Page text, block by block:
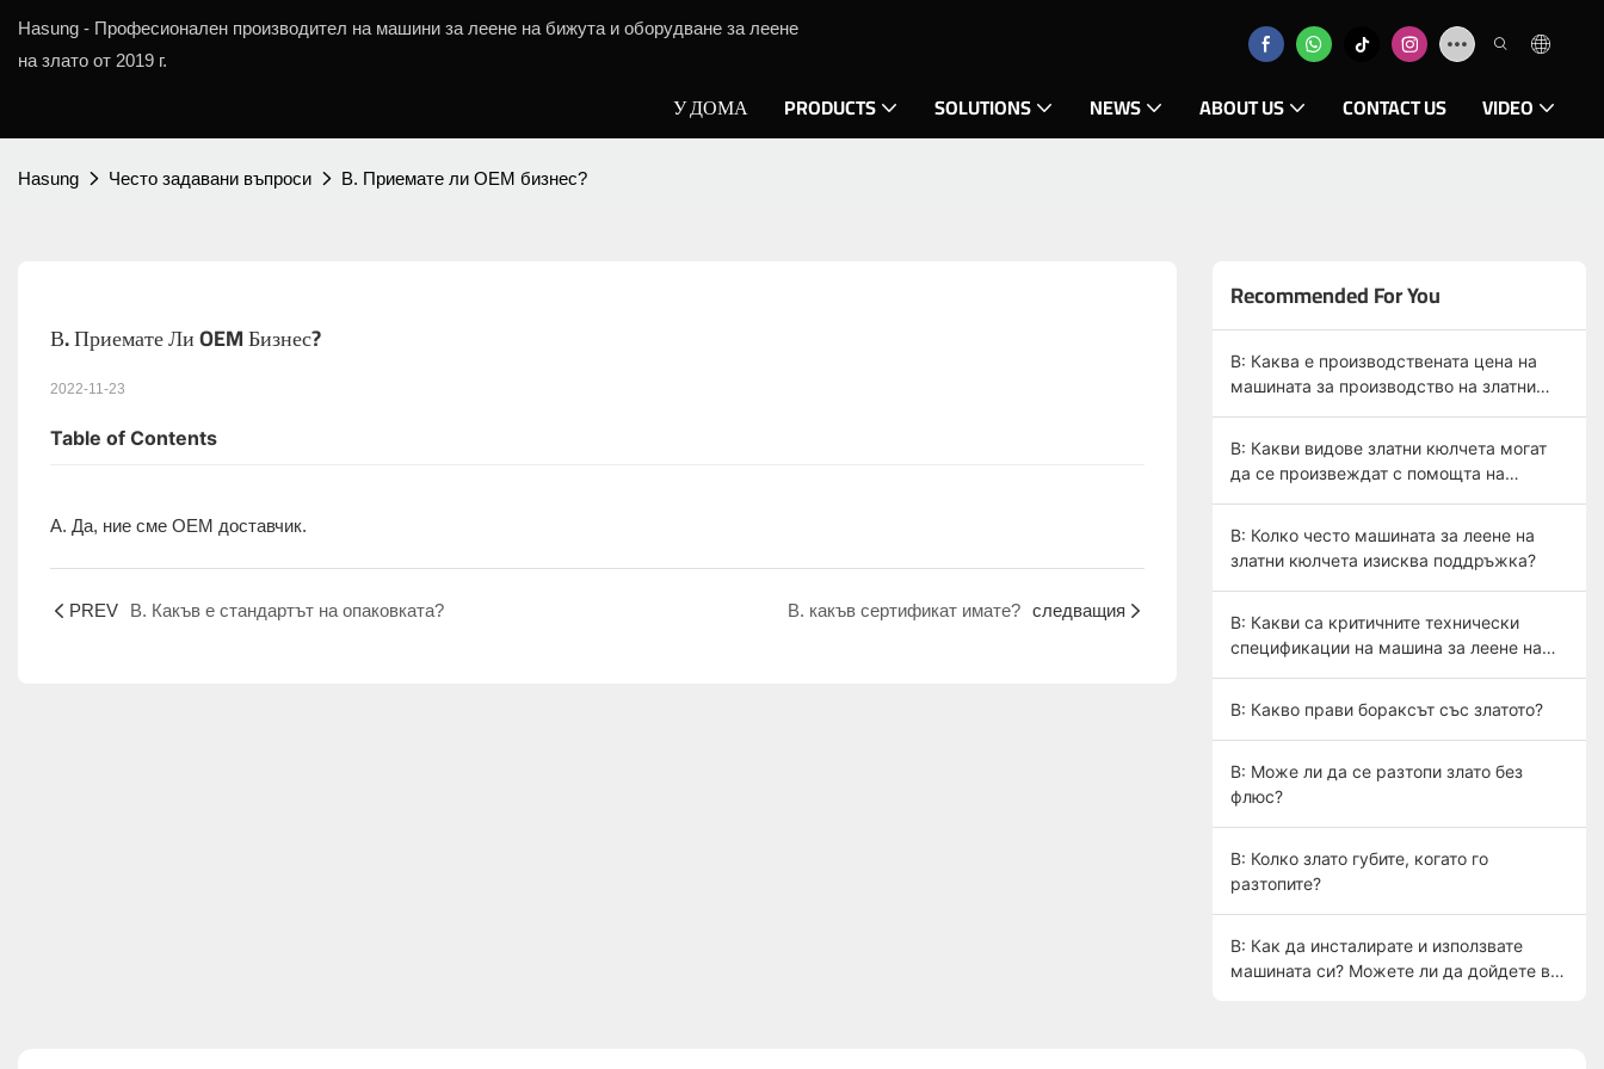
Hasung - Професионален производител на машини за леене на бижута и оборудване за леене
на злато от 2019 г.
У ДОМА PRODUCTS SOLUTIONS NEWS ABOUT US CONTACT US VIDEO
Hasung Често задавани въпроси В. Приемате ли OEM бизнес?
В. Приемате Ли OEM Бизнес?
2022-11-23
Table of Contents
A. Да, ние сме OEM доставчик.
PREV В. Какъв е стандартът на опаковката? В. какъв сертификат имате? следващия
Recommended For You
В: Каква е производствената цена на
машината за производство на златни
В: Какви видове златни кюлчета могат
да се произвеждат с помощта на
В: Колко често машината за леене на
златни кюлчета изисква поддръжка?
В: Какви са критичните технически
спецификации на машина за леене на
В: Какво прави бораксът със златото?
В: Може ли да се разтопи злато без
флюс?
В: Колко злато губите, когато го
разтопите?
В: Как да инсталирате и използвате
машината си? Можете ли да дойдете в